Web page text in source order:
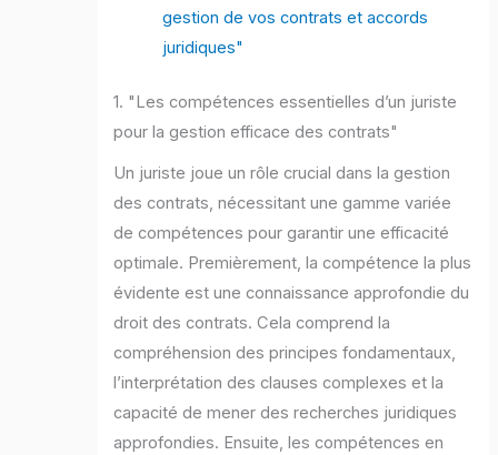
gestion de vos contrats et accords
juridiques"
1. "Les compétences essentielles d’un juriste
pour la gestion efficace des contrats"
Un juriste joue un rôle crucial dans la gestion
des contrats, nécessitant une gamme variée
de compétences pour garantir une efficacité
optimale. Premièrement, la compétence la plus
évidente est une connaissance approfondie du
droit des contrats. Cela comprend la
compréhension des principes fondamentaux,
l’interprétation des clauses complexes et la
capacité de mener des recherches juridiques
approfondies. Ensuite, les compétences en